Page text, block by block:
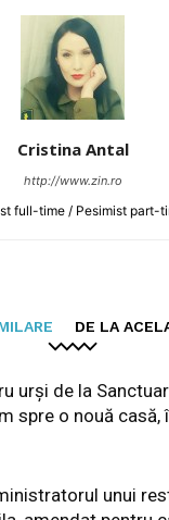
Cristina Antal
http://www.zin.ro
full-time / Pesimist part-
DE LA
urși de la
spre o nouă casă,
unui